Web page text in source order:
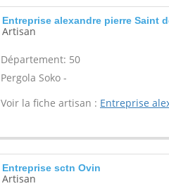
Entreprise alexandre pierre Saint
Artisan
Département: 50
Pergola Soko -
Voir la fiche artisan : Entreprise
Entreprise sctn Ovin
Artisan